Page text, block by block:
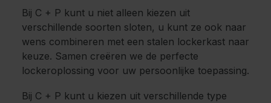
Bij C + P kunt u niet alleen kiezen uit
verschillende soorten sloten, u kunt ze ook naar
wens combineren met een stalen lockerkast naar
keuze. Samen creëren we de perfecte
lockeroplossing voor uw persoonlijke toepassing.
Bij C + P kunt u kiezen uit verschillende type